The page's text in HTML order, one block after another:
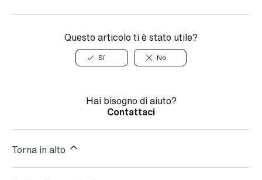
Questo articolo ti è stato utile?
Sí No
Hai bisogno di aiuto?
Contattaci
Torna in alto